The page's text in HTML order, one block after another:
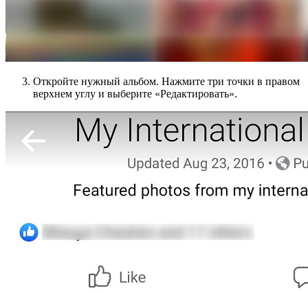
Откройте нужный альбом. Нажмите три точки в правом
верхнем углу и выберите «Редактировать».